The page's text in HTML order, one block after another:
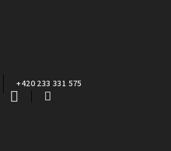
+420 233 331 575